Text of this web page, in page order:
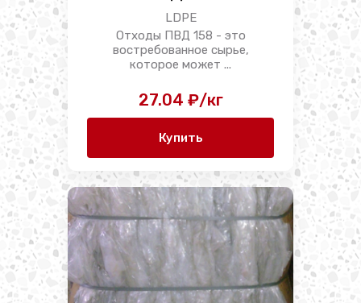
LDPE
Отходы ПВД 158 - это
востребованное сырье,
которое может ...
27.04 ₽/кг
Купить